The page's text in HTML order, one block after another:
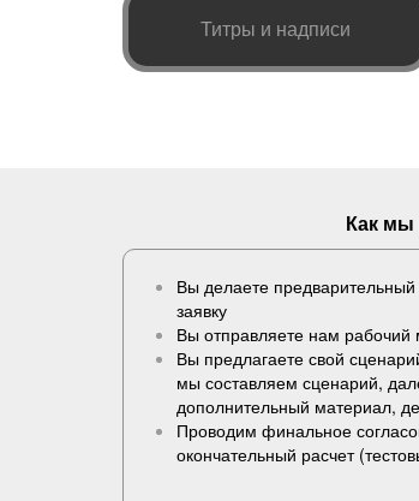
Титры и надписи
Как мы
Вы делаете
заявку
Вы отправляете нам рабочий
Вы предлагаете свой
мы составляем сценарий,
дополнительный материал,
Проводим финальное
окончательный расчет (